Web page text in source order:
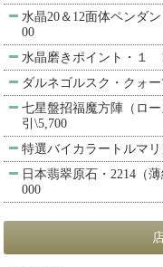
水晶20＆12面体ペンダ
00
水晶磨きポイント・１
ダルネゴルスク・クォ
七星盤招福魔方陣（ロ
引\5,700
特選バイカラートルマ
日本翡翠原石・2214（
000